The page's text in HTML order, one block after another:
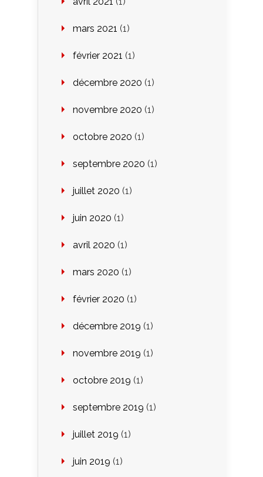
mars 2021 (1)
février 2021 (1)
décembre 2020 (1)
novembre 2020 (1)
octobre 2020 (1)
septembre 2020 (1)
juillet 2020 (1)
juin 2020 (1)
avril 2020 (1)
mars 2020 (1)
février 2020 (1)
décembre 2019 (1)
novembre 2019 (1)
octobre 2019 (1)
septembre 2019 (1)
juillet 2019 (1)
juin 2019 (1)